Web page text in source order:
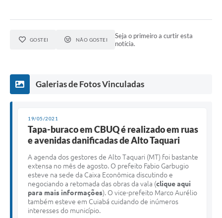
GOSTEI NÃO GOSTEI
Seja o primeiro a curtir esta
notícia.
Galerias de Fotos Vinculadas
19/05/2021
Tapa-buraco em CBUQ é realizado em ruas
e avenidas danificadas de Alto Taquari
A agenda dos gestores de Alto Taquari (MT) foi bastante
extensa no mês de agosto. O prefeito Fabio Garbugio
esteve na sede da Caixa Econômica discutindo e
negociando a retomada das obras da vala (clique aqui
para mais informações). O vice-prefeito Marco Aurélio
também esteve em Cuiabá cuidando de inúmeros
interesses do município.